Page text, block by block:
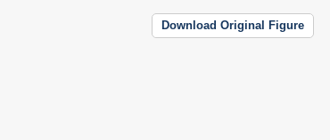
Download Original Figure